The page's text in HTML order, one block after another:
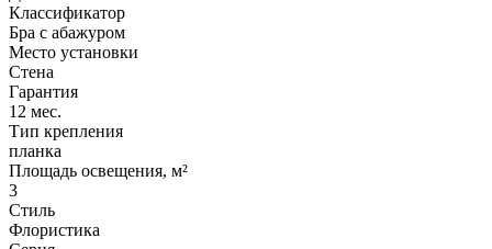
Классификатор
Бра с абажуром
Место установки
Стена
Гарантия
12 мес.
Тип крепления
планка
Площадь освещения, м²
3
Стиль
Флористика